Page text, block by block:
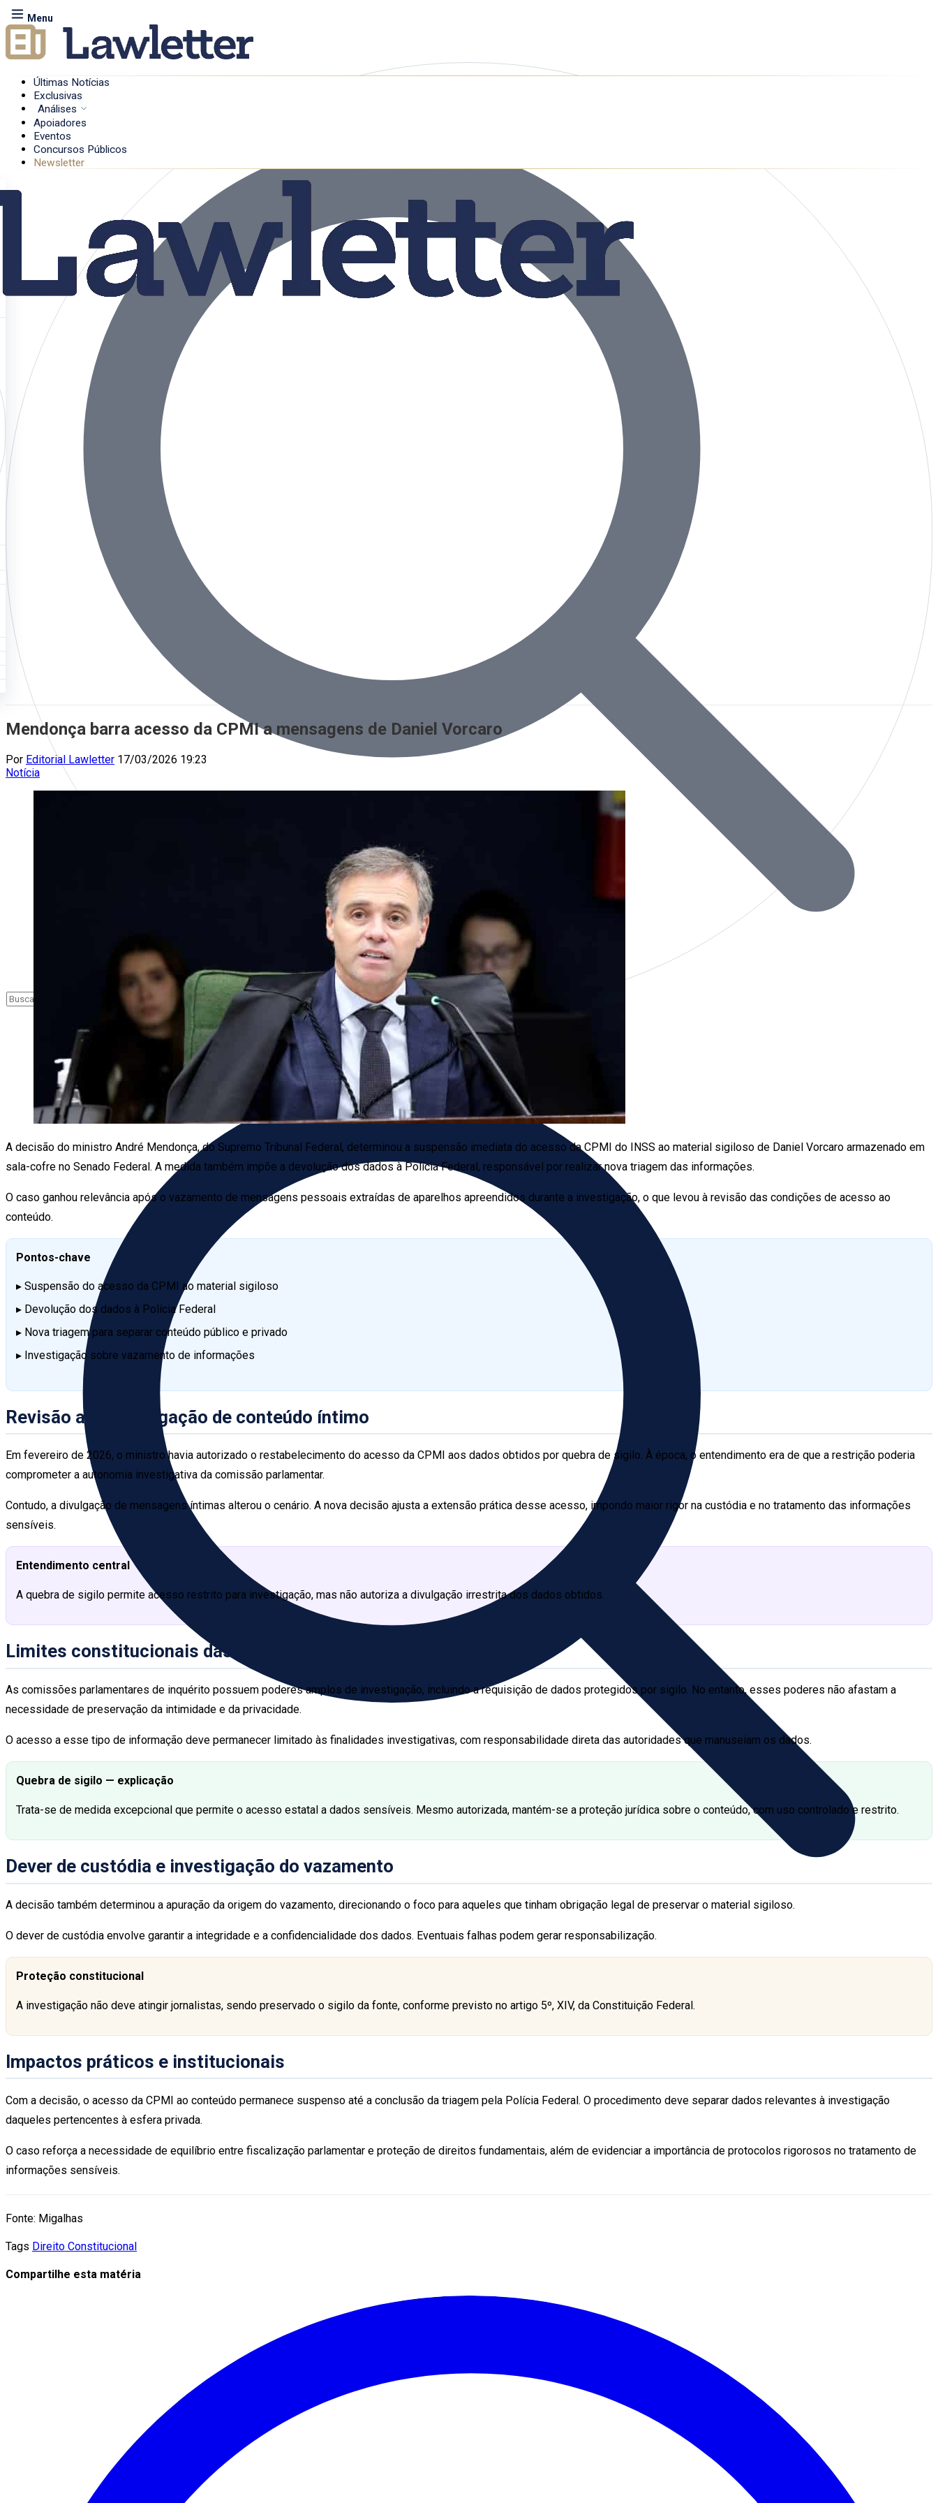
Menu
Últimas Notícias
Exclusivas
Análises
Apoiadores
Eventos
Concursos Públicos
Newsletter
Mendonça barra acesso da CPMI a mensagens de Daniel Vorcaro
Por Editorial Lawletter 17/03/2026 19:23
Notícia
A decisão do ministro André Mendonça, do Supremo Tribunal Federal, determinou a suspensão imediata do acesso da CPMI do INSS ao material sigiloso de Daniel Vorcaro armazenado em
sala-cofre no Senado Federal. A medida também impõe a devolução dos dados à Polícia Federal, responsável por realizar nova triagem das informações.
O caso ganhou relevância após o vazamento de mensagens pessoais extraídas de aparelhos apreendidos durante a investigação, o que levou à revisão das condições de acesso ao
conteúdo.
Pontos-chave
▸ Suspensão do acesso da CPMI ao material sigiloso
▸ Devolução dos dados à Polícia Federal
▸ Nova triagem para separar conteúdo público e privado
▸ Investigação sobre vazamento de informações
Revisão após divulgação de conteúdo íntimo
Em fevereiro de 2026, o ministro havia autorizado o restabelecimento do acesso da CPMI aos dados obtidos por quebra de sigilo. À época, o entendimento era de que a restrição poderia
comprometer a autonomia investigativa da comissão parlamentar.
Contudo, a divulgação de mensagens íntimas alterou o cenário. A nova decisão ajusta a extensão prática desse acesso, impondo maior rigor na custódia e no tratamento das informações
sensíveis.
Entendimento central
A quebra de sigilo permite acesso restrito para investigação, mas não autoriza a divulgação irrestrita dos dados obtidos.
Limites constitucionais das CPIs
As comissões parlamentares de inquérito possuem poderes amplos de investigação, incluindo a requisição de dados protegidos por sigilo. No entanto, esses poderes não afastam a
necessidade de preservação da intimidade e da privacidade.
O acesso a esse tipo de informação deve permanecer limitado às finalidades investigativas, com responsabilidade direta das autoridades que manuseiam os dados.
Quebra de sigilo — explicação
Trata-se de medida excepcional que permite o acesso estatal a dados sensíveis. Mesmo autorizada, mantém-se a proteção jurídica sobre o conteúdo, com uso controlado e restrito.
Dever de custódia e investigação do vazamento
A decisão também determinou a apuração da origem do vazamento, direcionando o foco para aqueles que tinham obrigação legal de preservar o material sigiloso.
O dever de custódia envolve garantir a integridade e a confidencialidade dos dados. Eventuais falhas podem gerar responsabilização.
Proteção constitucional
A investigação não deve atingir jornalistas, sendo preservado o sigilo da fonte, conforme previsto no artigo 5º, XIV, da Constituição Federal.
Impactos práticos e institucionais
Com a decisão, o acesso da CPMI ao conteúdo permanece suspenso até a conclusão da triagem pela Polícia Federal. O procedimento deve separar dados relevantes à investigação
daqueles pertencentes à esfera privada.
O caso reforça a necessidade de equilíbrio entre fiscalização parlamentar e proteção de direitos fundamentais, além de evidenciar a importância de protocolos rigorosos no tratamento de
informações sensíveis.
Fonte: Migalhas
Tags Direito Constitucional
Compartilhe esta matéria